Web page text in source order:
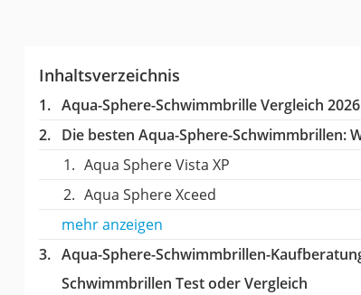
Inhaltsverzeichnis
Aqua-Sphere-Schwimmbrille Vergleich 2026
Die besten Aqua-Sphere-Schwimmbrillen:
Aqua Sphere Vista XP
Aqua Sphere Xceed
mehr anzeigen
Aqua-Sphere-Schwimmbrillen-
Schwimmbrillen Test oder Vergleich